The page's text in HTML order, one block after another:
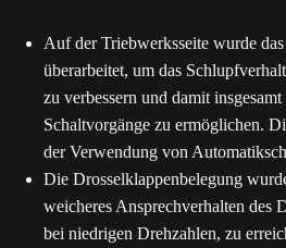
Auf der Triebwerksseite wurde
überarbeitet, um das
zu verbessern und damit
Schaltvorgänge zu ermöglichen.
der Verwendung von
Die Drosselklappenbelegung
weicheres Ansprechverhalten des
bei niedrigen Drehzahlen, zu